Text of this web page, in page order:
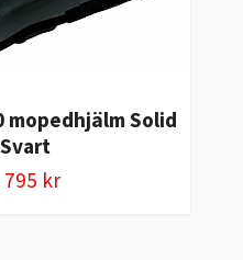
mopedhjälm Solid
Svart
795 kr